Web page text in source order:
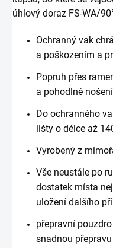
úhlový doraz FS-WA/
Ochranný vak
a poškozením a
Popruh přes
a pohodlné nošení
Do ochranného
lišty o délce až
Vyrobený z
Vše neustále po
dostatek místa
uložení dalšího
přepravní
snadnou